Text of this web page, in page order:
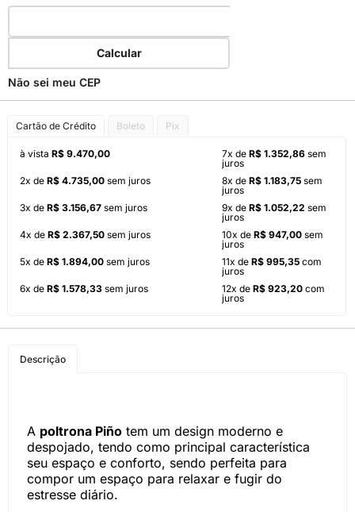
Calcular
Não sei meu CEP
Cartão de Crédito Boleto Pix
à vista R$ 9.470,00
2x de R$ 4.735,00 sem juros
3x de R$ 3.156,67 sem juros
4x de R$ 2.367,50 sem juros
5x de R$ 1.894,00 sem juros
6x de R$ 1.578,33 sem juros
7x de R$ 1.352,86 sem
juros
8x de R$ 1.183,75 sem
juros
9x de R$ 1.052,22 sem
juros
10x de R$ 947,00 sem
juros
11x de R$ 995,35 com
juros
12x de R$ 923,20 com
juros
Descrição
A poltrona Piño tem um design moderno e
despojado, tendo como principal característica
seu espaço e conforto, sendo perfeita para
compor um espaço para relaxar e fugir do
estresse diário.